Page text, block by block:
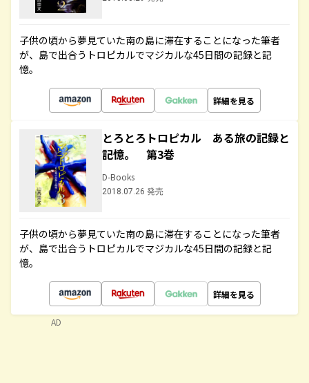
子供の頃から夢見ていた南の島に滞在することになった筆者
が、島で出合うトロピカルでマジカルな45日間の記録と記
憶。
詳細を見る
とろとろトロピカル ある旅の記録と
記憶。 第3巻
D-Books
2018.07.26 発売
子供の頃から夢見ていた南の島に滞在することになった筆者
が、島で出合うトロピカルでマジカルな45日間の記録と記
憶。
詳細を見る
AD